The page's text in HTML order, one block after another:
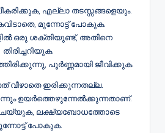
എല്ലാ തടസ്സങ്ങളെയും.
മുന്നോട്ട് പോകുക.
ഒരു ശക്തിയുണ്ട്, അതിനെ
തിരിച്ചറിയുക.
പൂർണ്ണമായി ജീവിക്കുക.
വീഴാതെ ഇരിക്കുന്നതല്ല.
ഉയർത്തെഴുന്നേൽക്കുന്നതാണ്.
ചെയ്യുക, ലക്ഷ്യബോധത്തോടെ
പോകുക.